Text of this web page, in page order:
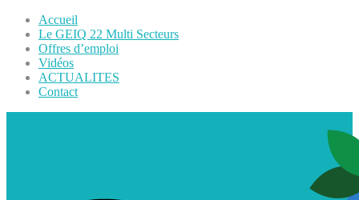
Accueil
Le GEIQ 22 Multi Secteurs
Offres d’emploi
Vidéos
ACTUALITES
Contact